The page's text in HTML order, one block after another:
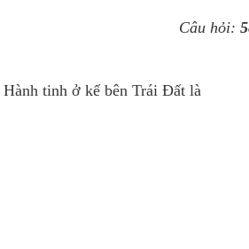
Câu hỏi:
tinh ở kế bên Trái Đất là